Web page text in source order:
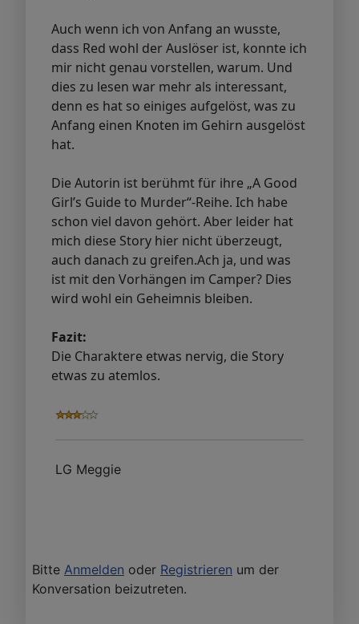
Auch wenn ich von Anfang an wusste,
dass Red wohl der Auslöser ist, konnte ich
mir nicht genau vorstellen, warum. Und
dies zu lesen war mehr als interessant,
denn es hat so einiges aufgelöst, was zu
Anfang einen Knoten im Gehirn ausgelöst
hat.
Die Autorin ist berühmt für ihre „A Good
Girl’s Guide to Murder“-Reihe. Ich habe
schon viel davon gehört. Aber leider hat
mich diese Story hier nicht überzeugt,
auch danach zu greifen.Ach ja, und was
ist mit den Vorhängen im Camper? Dies
wird wohl ein Geheimnis bleiben.
Fazit:
Die Charaktere etwas nervig, die Story
etwas zu atemlos.
LG Meggie
Bitte Anmelden oder Registrieren um der
Konversation beizutreten.